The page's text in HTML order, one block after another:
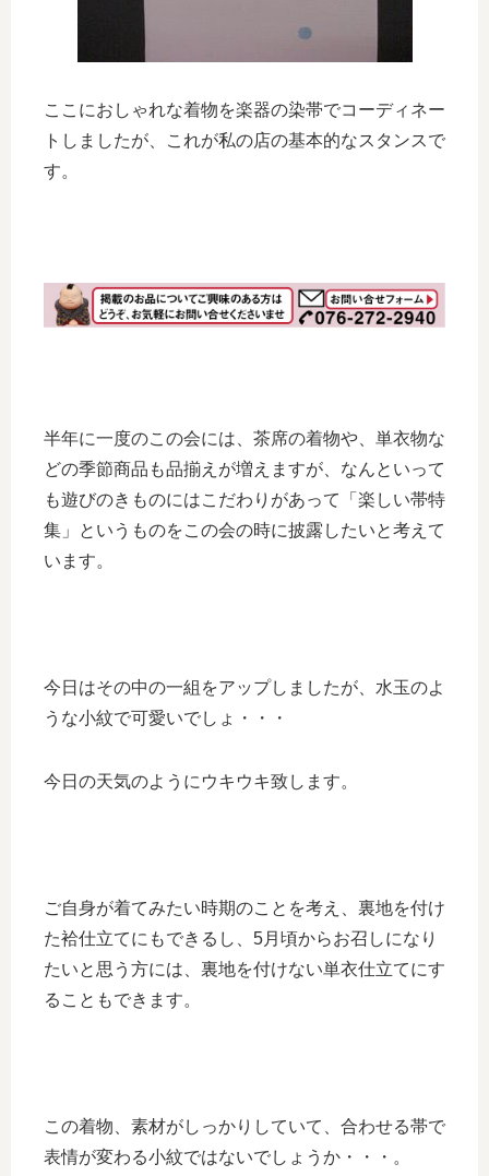
ここにおしゃれな着物を楽器の染帯でコーディネー
トしましたが、これが私の店の基本的なスタンスで
す。
半年に一度のこの会には、茶席の着物や、単衣物な
どの季節商品も品揃えが増えますが、なんといって
も遊びのきものにはこだわりがあって「楽しい帯特
集」というものをこの会の時に披露したいと考えて
います。
今日はその中の一組をアップしましたが、水玉のよ
うな小紋で可愛いでしょ・・・
今日の天気のようにウキウキ致します。
ご自身が着てみたい時期のことを考え、裏地を付け
た袷仕立てにもできるし、5月頃からお召しになり
たいと思う方には、裏地を付けない単衣仕立てにす
ることもできます。
この着物、素材がしっかりしていて、合わせる帯で
表情が変わる小紋ではないでしょうか・・・。